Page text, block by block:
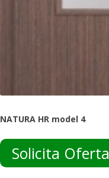
NATURA HR model 4
Solicita Oferta